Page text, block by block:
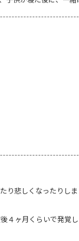
悲しくなったりし
４ヶ月くらいで発覚し